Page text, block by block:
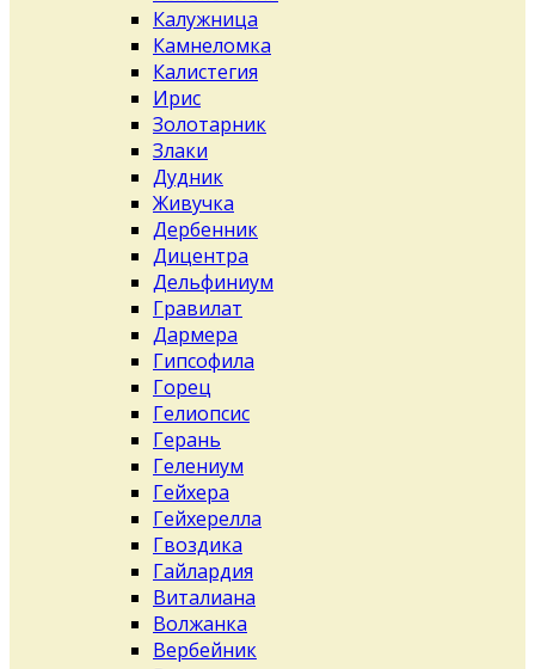
Калужница
Камнеломка
Калистегия
Ирис
Золотарник
Злаки
Дудник
Живучка
Дербенник
Дицентра
Дельфиниум
Гравилат
Дармера
Гипсофила
Горец
Гелиопсис
Герань
Гелениум
Гейхера
Гейхерелла
Гвоздика
Гайлардия
Виталиана
Волжанка
Вербейник